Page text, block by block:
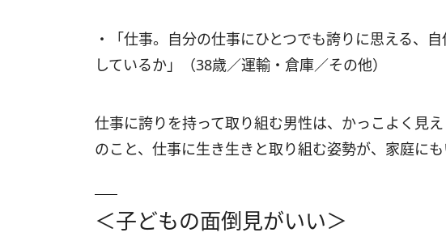
・「仕事。自分の仕事にひとつでも誇りに思える、
しているか」（38歳／運輸・倉庫／その他）
仕事に誇りを持って取り組む男性は、かっこよく見
のこと、仕事に生き生きと取り組む姿勢が、家庭にも
＜子どもの面倒見がいい＞